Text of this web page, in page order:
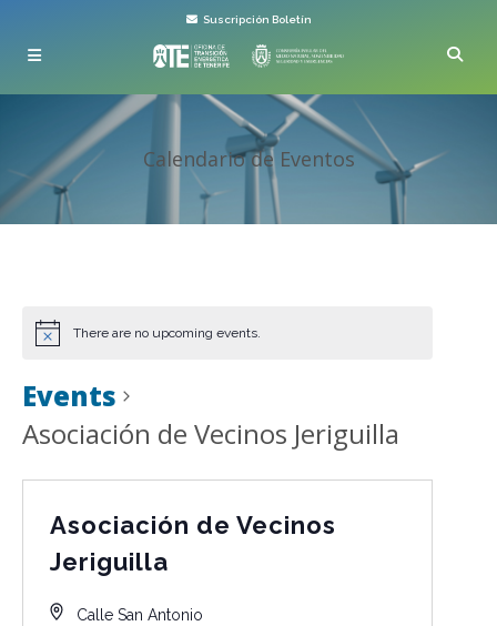
Suscripción Boletín
Calendario de Eventos
There are no upcoming events.
Events
Asociación de Vecinos Jeriguilla
Asociación de Vecinos
Jeriguilla
Calle San Antonio